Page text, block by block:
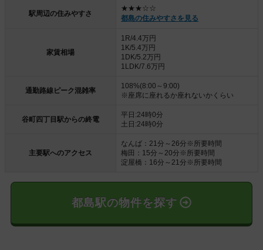
駅周辺の住みやすさ
★★★☆☆
都島の住みやすさを見る
家賃相場
1R/4.4万円
1K/5.4万円
1DK/5.2万円
1LDK/7.6万円
通勤路線ピーク混雑率
108%(8:00～9:00)
※座席に座れるか座れないかくらい
谷町四丁目駅からの終電
平日:24時0分
土日:24時0分
主要駅へのアクセス
なんば：21分～26分※所要時間
梅田：15分～20分※所要時間
淀屋橋：16分～21分※所要時間
都島駅の物件を探す